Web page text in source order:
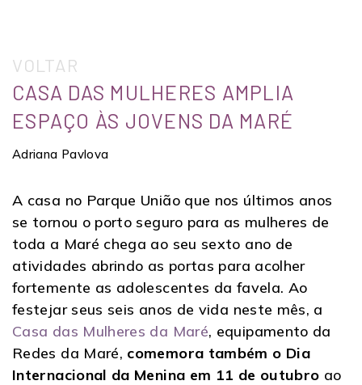
VOLTAR
CASA DAS MULHERES AMPLIA
ESPAÇO ÀS JOVENS DA MARÉ
Adriana Pavlova
A casa no Parque União que nos últimos anos
se tornou o porto seguro para as mulheres de
toda a Maré chega ao seu sexto ano de
atividades abrindo as portas para acolher
fortemente as adolescentes da favela. Ao
festejar seus seis anos de vida neste mês, a
Casa das Mulheres da Maré, equipamento da
Redes da Maré, comemora também o Dia
Internacional da Menina em 11 de outubro ao